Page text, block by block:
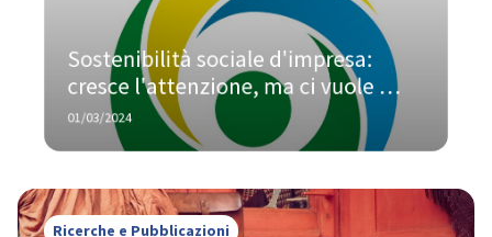
Sostenibilità sociale d'impresa:
cresce l'attenzione, ma ci vuole
ancora più impegno
01/03/2024
Ricerche e Pubblicazioni